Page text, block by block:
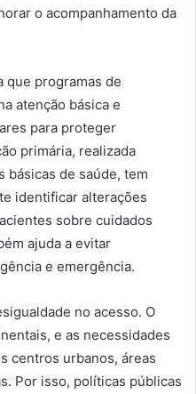
o acompanhamento da
que programas de
atenção básica e
para proteger
primária, realizada
básicas de saúde, tem
identificar alterações
sobre cuidados
ajuda a evitar
e emergência.
no acesso. O
e as necessidades
centros urbanos, áreas
Por isso, políticas públicas